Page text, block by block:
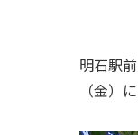
明石駅
（金）